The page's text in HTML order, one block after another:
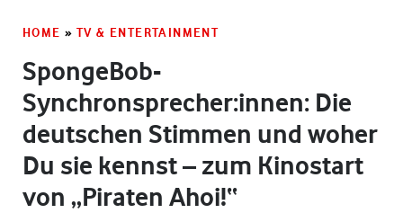
HOME » TV & ENTERTAINMENT
SpongeBob-
Synchronsprecher:innen: Die
deutschen Stimmen und woher
Du sie kennst – zum Kinostart
von „Piraten Ahoi!“